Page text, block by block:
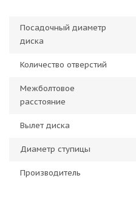
Посадочный диаметр
диска
Количество отверстий
Межболтовое
расстояние
Вылет диска
Диаметр ступицы
Производитель